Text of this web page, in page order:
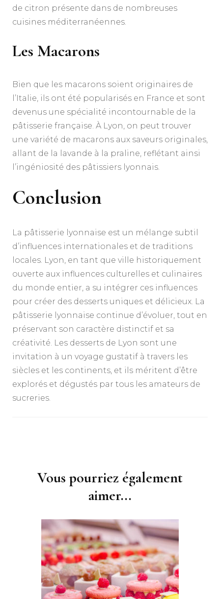
de citron présente dans de nombreuses
cuisines méditerranéennes.
Les Macarons
Bien que les macarons soient originaires de
l’Italie, ils ont été popularisés en France et sont
devenus une spécialité incontournable de la
pâtisserie française. À Lyon, on peut trouver
une variété de macarons aux saveurs originales,
allant de la lavande à la praline, reflétant ainsi
l’ingéniosité des pâtissiers lyonnais.
Conclusion
La pâtisserie lyonnaise est un mélange subtil
d’influences internationales et de traditions
locales. Lyon, en tant que ville historiquement
ouverte aux influences culturelles et culinaires
du monde entier, a su intégrer ces influences
pour créer des desserts uniques et délicieux. La
pâtisserie lyonnaise continue d’évoluer, tout en
préservant son caractère distinctif et sa
créativité. Les desserts de Lyon sont une
invitation à un voyage gustatif à travers les
siècles et les continents, et ils méritent d’être
explorés et dégustés par tous les amateurs de
sucreries.
Vous pourriez également
aimer...